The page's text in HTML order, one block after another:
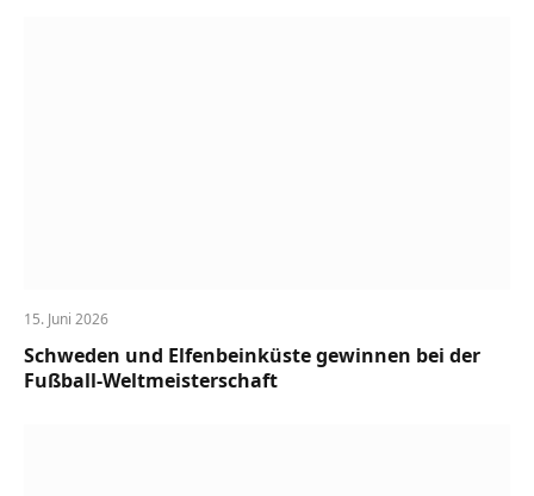
15. Juni 2026
Schweden und Elfenbeinküste gewinnen bei der
Fußball-Weltmeisterschaft